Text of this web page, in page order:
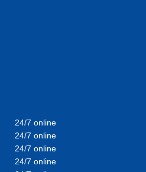
24/7 online
24/7 online
24/7 online
24/7 online